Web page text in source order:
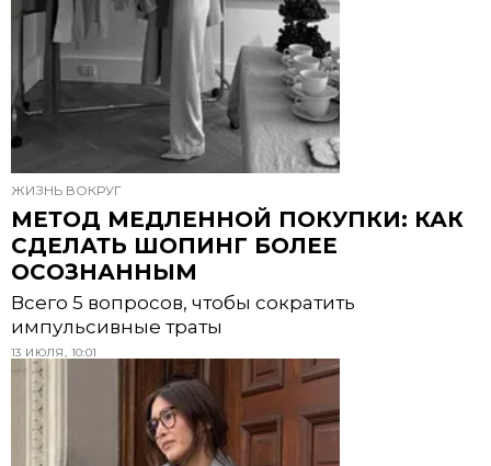
ЖИЗНЬ ВОКРУГ
МЕТОД МЕДЛЕННОЙ ПОКУПКИ: КАК
СДЕЛАТЬ ШОПИНГ БОЛЕЕ
ОСОЗНАННЫМ
Всего 5 вопросов, чтобы сократить
импульсивные траты
13 ИЮЛЯ, 10:01